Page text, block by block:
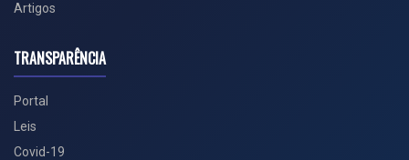
Artigos
TRANSPARÊNCIA
Portal
Leis
Covid-19